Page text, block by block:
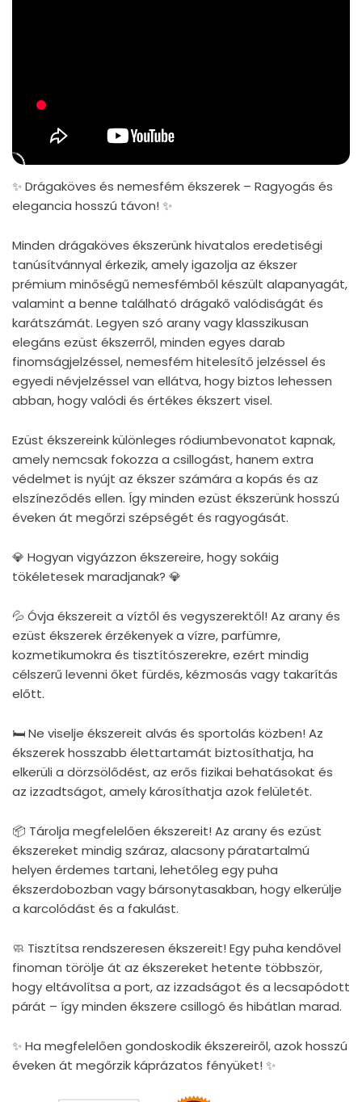
✨ Drágaköves és nemesfém ékszerek – Ragyogás és
elegancia hosszú távon! ✨
Minden drágaköves ékszerünk hivatalos eredetiségi
tanúsítvánnyal érkezik, amely igazolja az ékszer
prémium minőségű nemesfémből készült alapanyagát,
valamint a benne található drágakő valódiságát és
karátszámát. Legyen szó arany vagy klasszikusan
elegáns ezüst ékszerről, minden egyes darab
finomságjelzéssel, nemesfém hitelesítő jelzéssel és
egyedi névjelzéssel van ellátva, hogy biztos lehessen
abban, hogy valódi és értékes ékszert visel.
Ezüst ékszereink különleges ródiumbevonatot kapnak,
amely nemcsak fokozza a csillogást, hanem extra
védelmet is nyújt az ékszer számára a kopás és az
elszíneződés ellen. Így minden ezüst ékszerünk hosszú
éveken át megőrzi szépségét és ragyogását.
💎 Hogyan vigyázzon ékszereire, hogy sokáig
tökéletesek maradjanak? 💎
💦 Óvja ékszereit a víztől és vegyszerektől! Az arany és
ezüst ékszerek érzékenyek a vízre, parfümre,
kozmetikumokra és tisztítószerekre, ezért mindig
célszerű levenni őket fürdés, kézmosás vagy takarítás
előtt.
🛏 Ne viselje ékszereit alvás és sportolás közben! Az
ékszerek hosszabb élettartamát biztosíthatja, ha
elkerüli a dörzsölődést, az erős fizikai behatásokat és
az izzadtságot, amely károsíthatja azok felületét.
📦 Tárolja megfelelően ékszereit! Az arany és ezüst
ékszereket mindig száraz, alacsony páratartalmú
helyen érdemes tartani, lehetőleg egy puha
ékszerdobozban vagy bársonytasakban, hogy elkerülje
a karcolódást és a fakulást.
🧼 Tisztítsa rendszeresen ékszereit! Egy puha kendővel
finoman törölje át az ékszereket hetente többször,
hogy eltávolítsa a port, az izzadságot és a lecsapódott
párát – így minden ékszere csillogó és hibátlan marad.
✨ Ha megfelelően gondoskodik ékszereiről, azok hosszú
éveken át megőrzik káprázatos fényüket! ✨